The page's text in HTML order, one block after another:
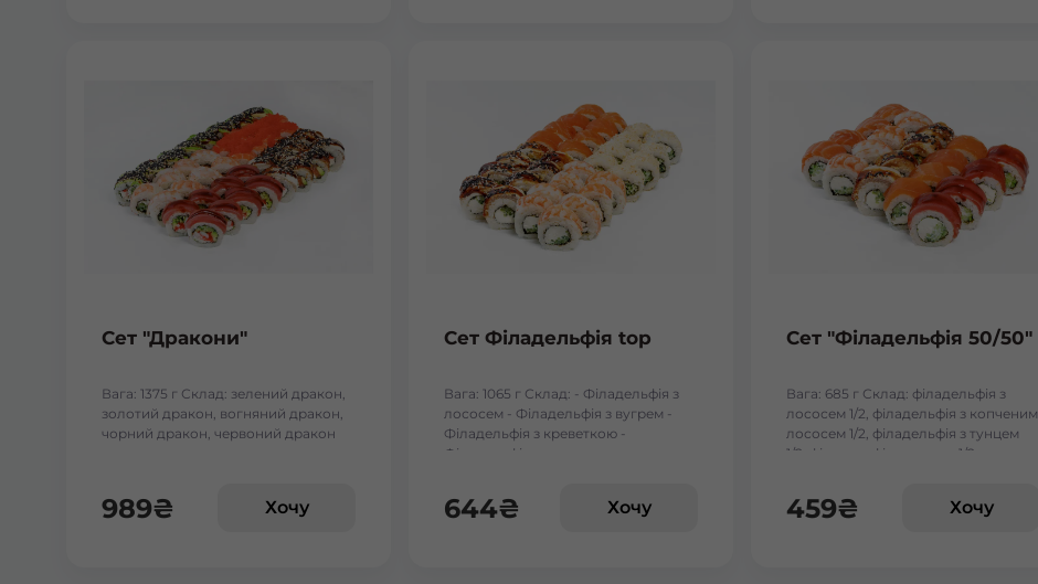
Бровари Бульвар Незалежності Масив
Бровари Торгмаш Москаленка
Васильків Ринок 1Травня
Сет "Дракони"
Вага: 1375 г Склад: зелений дракон,
золотий дракон, вогняний дракон,
чорний дракон, червоний дракон
989₴ Хочу
Сет Філадельфія top
Вага: 1065 г Склад: - Філадельфія з
лососем - Філадельфія з вугрем -
Філадельфія з креветкою -
Філадельфія сезам
644₴ Хочу
Сет "Філадельфія 50/50"
Вага: 685 г Склад: філадельфія з
лососем 1/2, філадельфія з копченим
лососем 1/2, філадельфія з тунцем
1/2, філадельфія з вугрем 1/2,
459₴ Хочу